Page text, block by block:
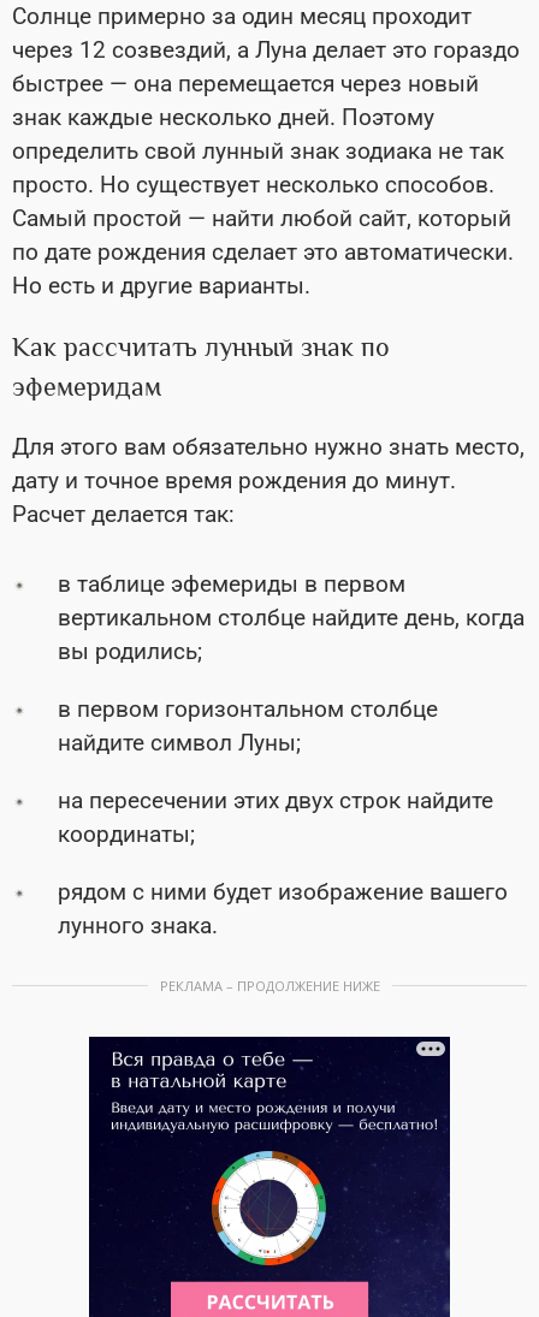
Солнце примерно за один месяц проходит
через 12 созвездий, а Луна делает это гораздо
быстрее — она перемещается через новый
знак каждые несколько дней. Поэтому
определить свой лунный знак зодиака не так
просто. Но существует несколько способов.
Самый простой — найти любой сайт, который
по дате рождения сделает это автоматически.
Но есть и другие варианты.
Как рассчитать лунный знак по
эфемеридам
Для этого вам обязательно нужно знать место,
дату и точное время рождения до минут.
Расчет делается так:
в таблице эфемериды в первом
вертикальном столбце найдите день, когда
вы родились;
в первом горизонтальном столбце
найдите символ Луны;
на пересечении этих двух строк найдите
координаты;
рядом с ними будет изображение вашего
лунного знака.
РЕКЛАМА – ПРОДОЛЖЕНИЕ НИЖЕ